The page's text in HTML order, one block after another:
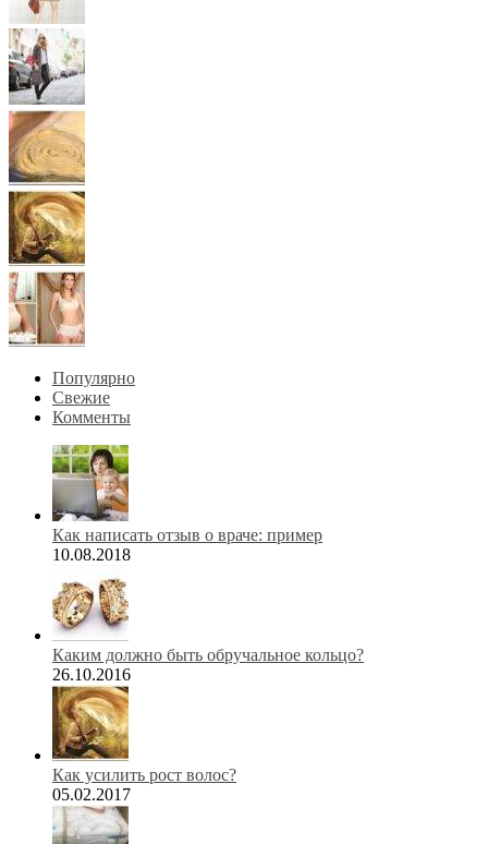
Популярно
Свежие
Комменты
Как написать отзыв о враче: пример
10.08.2018
Каким должно быть обручальное кольцо?
26.10.2016
Как усилить рост волос?
05.02.2017